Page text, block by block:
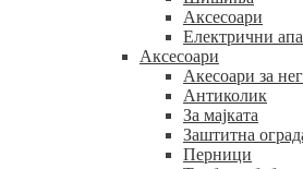
Аксесоари
Електрични
Аксесоари
Акесоари за
Антиколик
За мајката
Заштитна
Перници